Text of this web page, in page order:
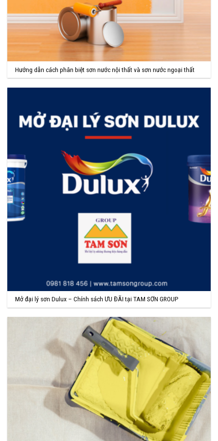
Hướng dẫn cách phân biệt sơn nước nội thất và sơn nước ngoại thất
Mở đại lý sơn Dulux – Chính sách ƯU ĐÃI tại TAM SƠN GROUP